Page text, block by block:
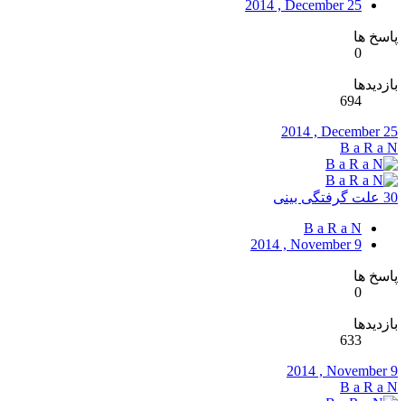
2014 , December 25
پاسخ ها
0
بازدیدها
694
2014 , December 25
B a R a N
30 علت گرفتگی بینی
B a R a N
2014 , November 9
پاسخ ها
0
بازدیدها
633
2014 , November 9
B a R a N